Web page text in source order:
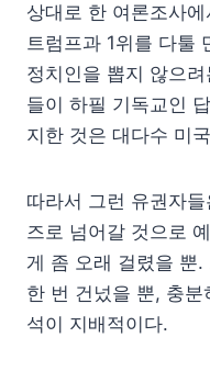
상대로 한 여론조사
트럼프과 1위를 다툴
정치인을 뽑지 않으
들이 하필 기독교인
지한 것은 대다수 미
따라서 그런 유권자
즈로 넘어갈 것으로
게 좀 오래 걸렸을 뿐
한 번 건넜을 뿐, 충
석이 지배적이다.